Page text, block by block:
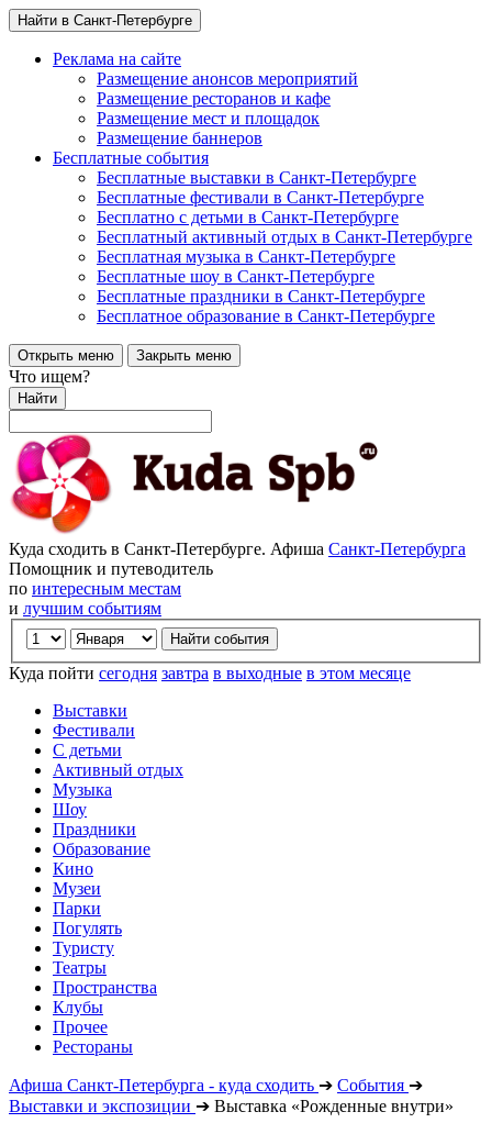
Найти в Санкт-Петербурге
Реклама на сайте
Размещение анонсов мероприятий
Размещение ресторанов и кафе
Размещение мест и площадок
Размещение баннеров
Бесплатные события
Бесплатные выставки в Санкт-Петербурге
Бесплатные фестивали в Санкт-Петербурге
Бесплатно с детьми в Санкт-Петербурге
Бесплатный активный отдых в Санкт-Петербурге
Бесплатная музыка в Санкт-Петербурге
Бесплатные шоу в Санкт-Петербурге
Бесплатные праздники в Санкт-Петербурге
Бесплатное образование в Санкт-Петербурге
Открыть меню Закрыть меню
Что ищем?
Найти
Куда сходить в Санкт-Петербурге. Афиша Санкт-Петербурга
Помощник и путеводитель
по интересным местам
и лучшим событиям
Куда пойти сегодня завтра в выходные в этом месяце
Выставки
Фестивали
С детьми
Активный отдых
Музыка
Шоу
Праздники
Образование
Кино
Музеи
Парки
Погулять
Туристу
Театры
Пространства
Клубы
Прочее
Рестораны
Афиша Санкт-Петербурга - куда сходить ➔ События ➔
Выставки и экспозиции ➔ Выставка «Рожденные внутри»